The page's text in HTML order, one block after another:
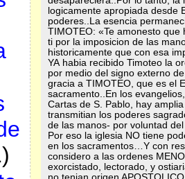
logicamente apropiada desde
poderes..La esencia
TIMOTEO: «Te amonesto que
ti por la imposicion de las
historicamente que con esa
YA habia recibido Timoteo la
por medio del signo externo
gracia a TIMOTEO, que es el
sacramento..En los
Cartas de S. Pablo, hay
transmitian los poderes
de las manos- por voluntad
Por eso la iglesia NO tiene
en los sacramentos…Y con
considero a las ordenes
exorcistado, lectorado, y